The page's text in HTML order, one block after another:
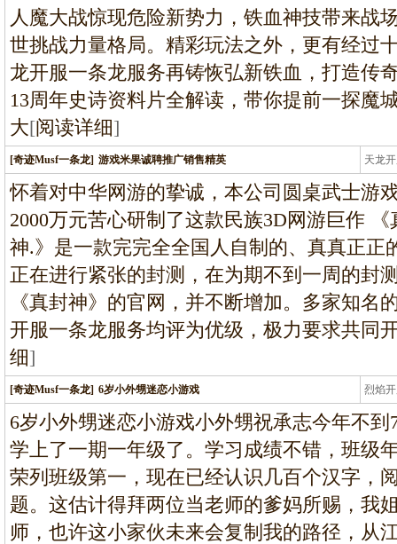
人魔大战惊现危险新势力，铁血神技带来战
世挑战力量格局。精彩玩法之外，更有经过
龙开服一条龙服务再铸恢弘新铁血，打造传
13周年史诗资料片全解读，带你提前一探魔
大[阅读详细]
[奇迹Musf一条龙] 游戏米果诚聘推广销售精英 天龙
龙
怀着对中华网游的挚诚，本公司圆桌武士游
2000万元苦心研制了这款民族3D网游巨作
神.》是一款完完全全国人自制的、真真正正
正在进行紧张的封测，在为期不到一周的封
《真封神》的官网，并不断增加。多家知名
开服一条龙服务均评为优级，极力要求共同
细]
[奇迹Musf一条龙] 6岁小外甥迷恋小游戏 烈焰
龙
6岁小外甥迷恋小游戏小外甥祝承志今年不
学上了一期一年级了。学习成绩不错，班级
荣列班级第一，现在已经认识几百个汉字，
题。这估计得拜两位当老师的爹妈所赐，我
师，也许这小家伙未来会复制我的路径，从